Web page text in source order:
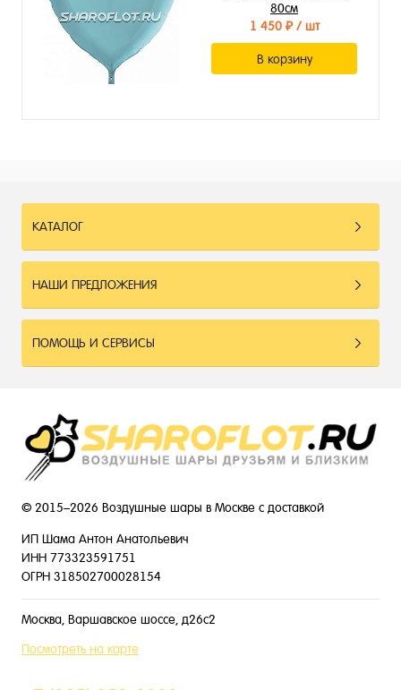
80см
1 450 ₽/ шт
В корзину
КАТАЛОГ
НАШИ ПРЕДЛОЖЕНИЯ
ПОМОЩЬ И СЕРВИСЫ
© 2015–2026 Воздушные шары в Москве с доставкой
ИП Шама Антон Анатольевич
ИНН 773323591751
ОГРН 318502700028154
Москва, Варшавское шоссе, д26с2
Посмотреть на карте